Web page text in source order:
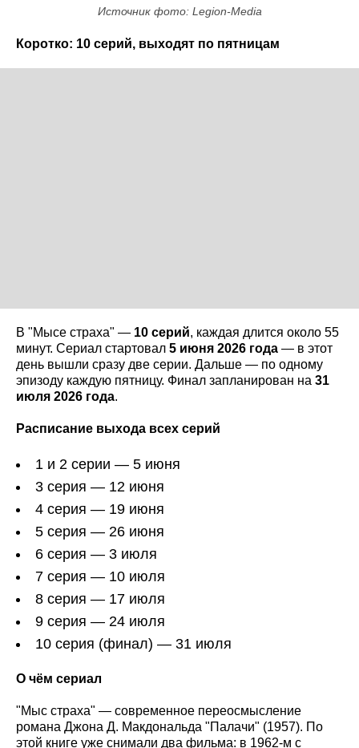
Источник фото: Legion-Media
Коротко: 10 серий, выходят по пятницам
В "Мысе страха" — 10 серий, каждая длится около 55
минут. Сериал стартовал 5 июня 2026 года — в этот
день вышли сразу две серии. Дальше — по одному
эпизоду каждую пятницу. Финал запланирован на 31
июля 2026 года.
Расписание выхода всех серий
1 и 2 серии — 5 июня
3 серия — 12 июня
4 серия — 19 июня
5 серия — 26 июня
6 серия — 3 июля
7 серия — 10 июля
8 серия — 17 июля
9 серия — 24 июля
10 серия (финал) — 31 июля
О чём сериал
"Мыс страха" — современное переосмысление
романа Джона Д. Макдональда "Палачи" (1957). По
этой книге уже снимали два фильма: в 1962-м с